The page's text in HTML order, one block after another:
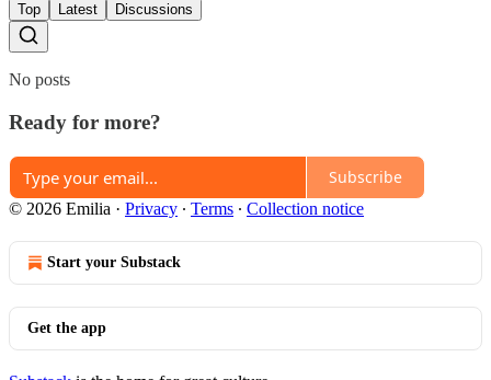
Top Latest Discussions
No posts
Ready for more?
Subscribe
© 2026 Emilia · Privacy ∙ Terms ∙ Collection notice
Start your Substack
Get the app